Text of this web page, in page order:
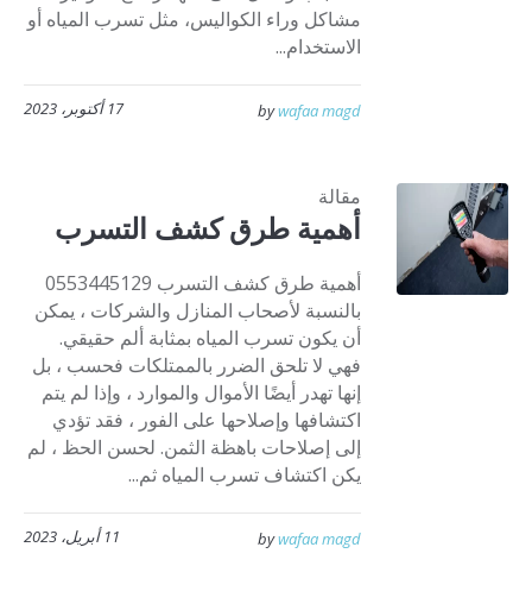
مشاكل وراء الكواليس، مثل تسرب المياه أو
الاستخدام...
17 أكتوبر، 2023 bywafaa magd
مقالة
أهمية طرق كشف التسرب
أهمية طرق كشف التسرب 0553445129
بالنسبة لأصحاب المنازل والشركات ، يمكن
أن يكون تسرب المياه بمثابة ألم حقيقي.
فهي لا تلحق الضرر بالممتلكات فحسب ، بل
إنها تهدر أيضًا الأموال والموارد ، وإذا لم يتم
اكتشافها وإصلاحها على الفور ، فقد تؤدي
إلى إصلاحات باهظة الثمن. لحسن الحظ ، لم
يكن اكتشاف تسرب المياه ثم...
11 أبريل، 2023 bywafaa magd